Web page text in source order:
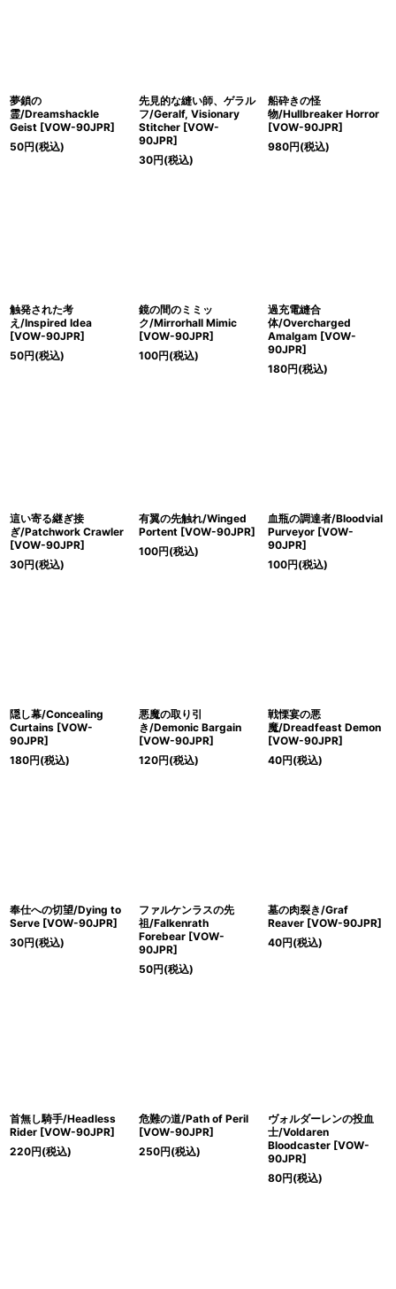
夢鎖の
霊/Dreamshackle
Geist [VOW-90JPR]
50円(税込)
先見的な縫い師、ゲラル
フ/Geralf, Visionary
Stitcher [VOW-
90JPR]
30円(税込)
船砕きの怪
物/Hullbreaker Horror
[VOW-90JPR]
980円(税込)
触発された考
え/Inspired Idea
[VOW-90JPR]
50円(税込)
鏡の間のミミッ
ク/Mirrorhall Mimic
[VOW-90JPR]
100円(税込)
過充電縫合
体/Overcharged
Amalgam [VOW-
90JPR]
180円(税込)
這い寄る継ぎ接
ぎ/Patchwork Crawler
[VOW-90JPR]
30円(税込)
有翼の先触れ/Winged
Portent [VOW-90JPR]
100円(税込)
血瓶の調達者/Bloodvial
Purveyor [VOW-
90JPR]
100円(税込)
隠し幕/Concealing
Curtains [VOW-
90JPR]
180円(税込)
悪魔の取り引
き/Demonic Bargain
[VOW-90JPR]
120円(税込)
戦慄宴の悪
魔/Dreadfeast Demon
[VOW-90JPR]
40円(税込)
奉仕への切望/Dying to
Serve [VOW-90JPR]
30円(税込)
ファルケンラスの先
祖/Falkenrath
Forebear [VOW-
90JPR]
50円(税込)
墓の肉裂き/Graf
Reaver [VOW-90JPR]
40円(税込)
首無し騎手/Headless
Rider [VOW-90JPR]
220円(税込)
危難の道/Path of Peril
[VOW-90JPR]
250円(税込)
ヴォルダーレンの投血
士/Voldaren
Bloodcaster [VOW-
90JPR]
80円(税込)